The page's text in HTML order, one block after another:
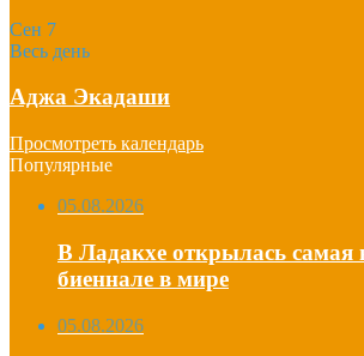
Сен 7
Весь день
Аджа Экадаши
Просмотреть календарь
Популярные
05.08.2026
В Ладакхе открылась самая
биеннале в мире
05.08.2026